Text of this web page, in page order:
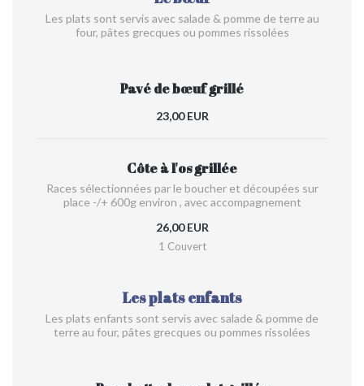
Les plats sont servis avec salade & pomme de terre au
four, pâtes grecques ou pommes rissolées
Pavé de bœuf grillé
23,00 EUR
Côte à l'os grillée
Races sélectionnées par le boucher et découpées sur
place -/+ 600g environ , avec accompagnement
26,00 EUR
1 Couvert
Les plats enfants
Les plats enfants sont servis avec salade & pomme de
terre au four, pâtes grecques ou pommes rissolées